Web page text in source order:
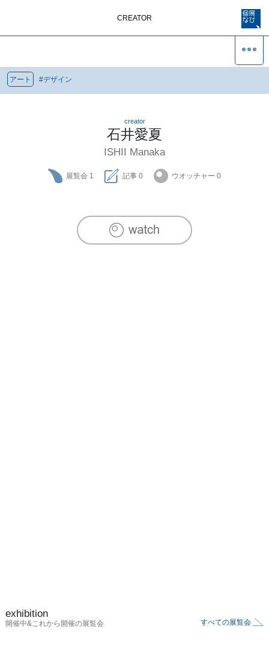
CREATOR
アート #デザイン
creator
石井愛夏
ISHII Manaka
展覧会 1 記事 0 ウオッチャー 0
exhibition
開催中&これから開催の展覧会 すべての展覧会